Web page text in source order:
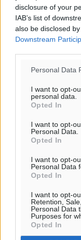
disclosure of your
IAB’s list of
also be disclosed
Downstream
Personal Data
I want to opt-
personal data.
Opted In
I want to opt-
Personal Data.
Opted In
I want to opt-
Personal Data
Opted In
I want to opt-
Retention,
Personal Data
Purposes for
Opted In
Καιρός «hot –
χώρα
Δύο σχολεία
αγάπης για τα
Τοπικές Ειδήσεις•
Τουρισμός: Με
παρά τα
Ειδήσεις• πριν 4